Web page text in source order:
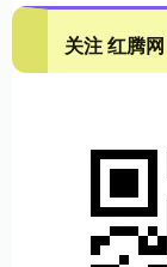
关注 红腾网